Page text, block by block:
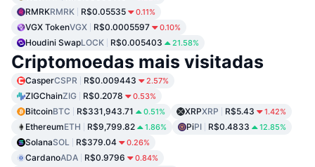
RMRKRMRK R$0.05535 0.11%
VGX TokenVGX R$0.0005597 0.10%
Houdini SwapLOCK R$0.005403 21.58%
Criptomoedas mais visitadas
CasperCSPR R$0.009443 2.57%
ZIGChainZIG R$0.2078 0.53%
BitcoinBTC R$331,943.71 0.51% XRPXRP R$5.43 1.42%
EthereumETH R$9,799.82 1.86% PiPI R$0.4833 12.85%
SolanaSOL R$379.04 0.26%
CardanoADA R$0.9796 0.84%